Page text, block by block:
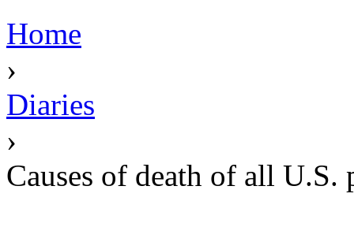
Home
›
Diaries
›
Causes of death of all U.S.